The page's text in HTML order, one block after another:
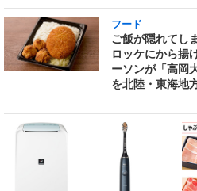
フード
ご飯が隠れてし
ロッケにから揚
ーソンが「高岡
を北陸・東海地